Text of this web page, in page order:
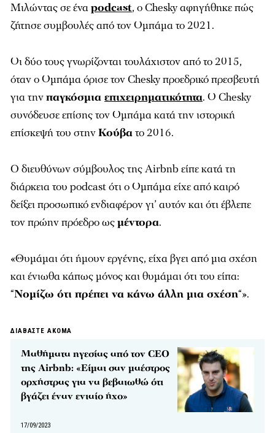
Μιλώντας σε έναpodcast, ο Chesky αφηγήθηκε πώς
ζήτησε συμβουλές από τον Ομπάμα το 2021.
Οι δύο τους γνωρίζονται τουλάχιστον από το 2015,
όταν ο Ομπάμα όρισε τον Chesky προεδρικό πρεσβευτή
για τηνπαγκόσμια επιχειρηματικότητα. Ο Chesky
συνόδευσε επίσης τον Ομπάμα κατά την ιστορική
επίσκεψή του στηνΚούβατο 2016.
O διευθύνων σύμβουλος της Airbnb είπε κατά τη
διάρκεια του podcast ότι ο Ομπάμα είχε από καιρό
δείξει προσωπικό ενδιαφέρον γι’ αυτόν και ότι έβλεπε
τον πρώην πρόεδρο ωςμέντορα.
«Θυμάμαι ότι ήμουν εργένης, είχα βγει από μια σχέση
και ένιωθα κάπως μόνος και θυμάμαι ότι του είπα:
“Νομίζω ότι πρέπει να κάνω άλλη μια σχέση“».
ΔΙΑΒΑΣΤΕ ΑΚΟΜΑ
Mαθήματα ηγεσίας από τον CEO
της Airbnb: «Είμαι σαν μαέστρος
ορχήστρας για να βεβαιωθώ ότι
βγάζει έναν ενιαίο ήχο»
17/09/2023